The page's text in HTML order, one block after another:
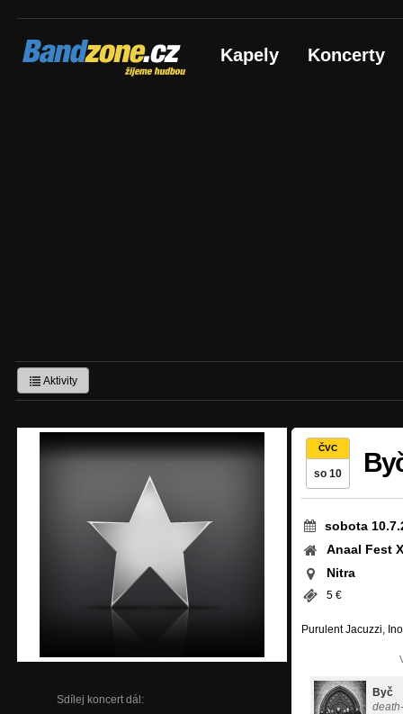
Bandzone.cz
žijeme hudbou Kapely Koncerty
Aktivity
Sdílej koncert dál:
ČVC
so 10
sobota
Anaal Fest
Nitra
5 €
Purulent Jacuzzi,
Byč